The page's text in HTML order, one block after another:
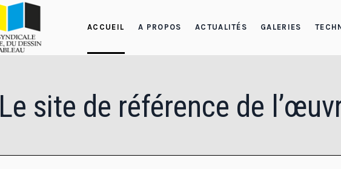
ACCUEIL A PROPOS ACTUALITÉS GALERIES
Le site de référence de